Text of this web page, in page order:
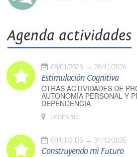
Agenda actividades
08/01/2026 26/11/2026
Estimulación Cognitiva
OTRAS ACTIVIDADES DE
AUTONOMÍA PERSONAL Y
DEPENDENCIA
Ledesma
09/01/2026 31/12/2026
Construyendo mi Futuro